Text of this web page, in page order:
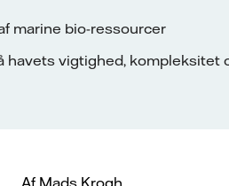
marine bio-ressourcer
vigtighed, kompleksitet
Af Mads Krogh